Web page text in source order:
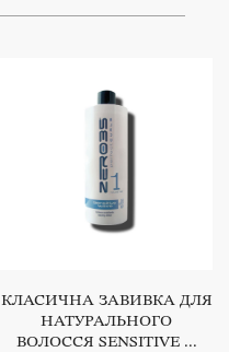
КЛАСИЧНА ЗАВИВКА ДЛЯ
НАТУРАЛЬНОГО
ВОЛОССЯ SENSITIVE ...